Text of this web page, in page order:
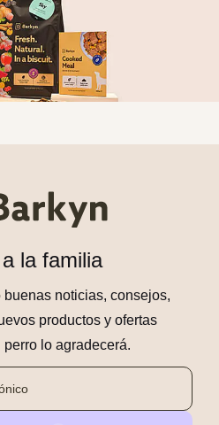
la familia
buenas noticias, consejos,
productos y ofertas
lo agradecerá.